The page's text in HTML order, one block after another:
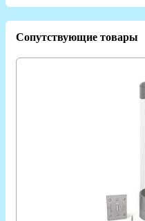
Сопутствующие товары